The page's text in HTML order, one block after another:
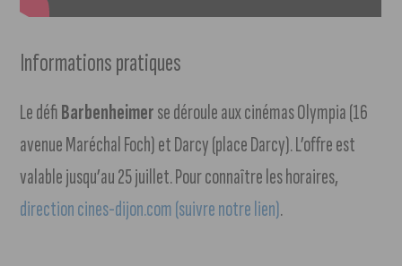
Informations pratiques
Le défiBarbenheimerse déroule aux cinémas Olympia (16
avenue Maréchal Foch) et Darcy (place Darcy). L’offre est
valable jusqu’au 25 juillet. Pour connaître les horaires,
direction cines-dijon.com (suivre notre lien).